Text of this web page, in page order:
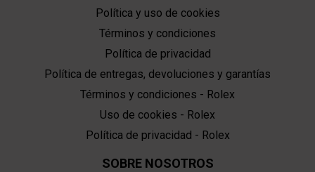
Política y uso de cookies
Términos y condiciones
Política de privacidad
Política de entregas, devoluciones y garantías
Términos y condiciones - Rolex
Uso de cookies - Rolex
Política de privacidad - Rolex
SOBRE NOSOTROS